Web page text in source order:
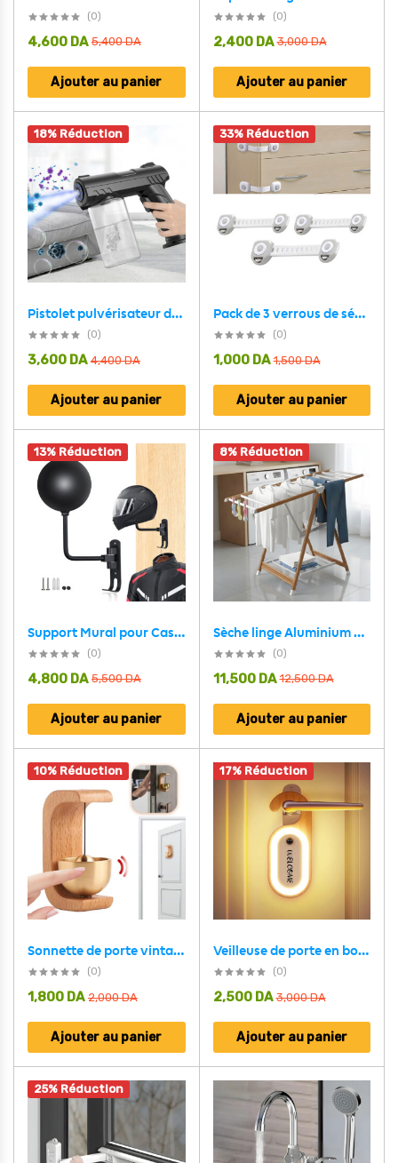
(0)
5,400DA
4,600 DA
Ajouter au panier
(0)
3,000DA
2,400 DA
Ajouter au panier
18% Réduction
Pistolet pulvérisateur de désinfection sans fil 280 ml rechargeable par USB – جهاز تنظيف وتعقيم
(0)
4,400DA
3,600 DA
Ajouter au panier
33% Réduction
Pack de 3 verrous de sécurité enfant pour électroménager et tiroirs – طقم قفل حماية للأطفال
(0)
1,500DA
1,000 DA
Ajouter au panier
13% Réduction
Support Mural pour Casque avec 2 Crochets pour Manteaux – حامل خوذة يُثبّت على الحائط مزود بخطافين للمعاطف
(0)
5,500DA
4,800 DA
Ajouter au panier
8% Réduction
Sèche linge Aluminium à 4 Roues Design Bois – مجفف ملابس مع عجلات مخفية
(0)
12,500DA
11,500 DA
Ajouter au panier
10% Réduction
Sonnette de porte vintage style japonais en bois – جرس باب بتصميم أنيق
(0)
2,000DA
1,800 DA
Ajouter au panier
17% Réduction
Veilleuse de porte en bois portable avec détecteur de mouvement – مصباح مقبض الباب
(0)
3,000DA
2,500 DA
Ajouter au panier
25% Réduction